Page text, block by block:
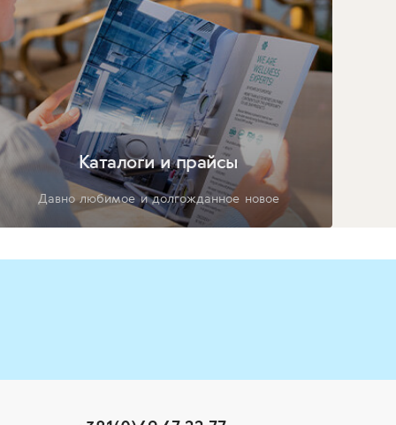
Каталоги и прайсы
Давно любимое и долгожданное новое